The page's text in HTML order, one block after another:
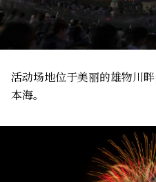
活动场地位于美丽的雄物川
本海。